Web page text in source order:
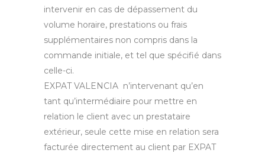
intervenir en cas de dépassement du
volume horaire, prestations ou frais
supplémentaires non compris dans la
commande initiale, et tel que spécifié dans
celle-ci.
EXPAT VALENCIA n’intervenant qu’en
tant qu’intermédiaire pour mettre en
relation le client avec un prestataire
extérieur, seule cette mise en relation sera
facturée directement au client par EXPAT